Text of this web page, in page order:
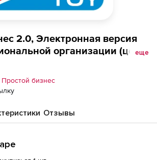
2.0, Электронная версия
организации (цена
еще
Простой бизнес
Отзывы